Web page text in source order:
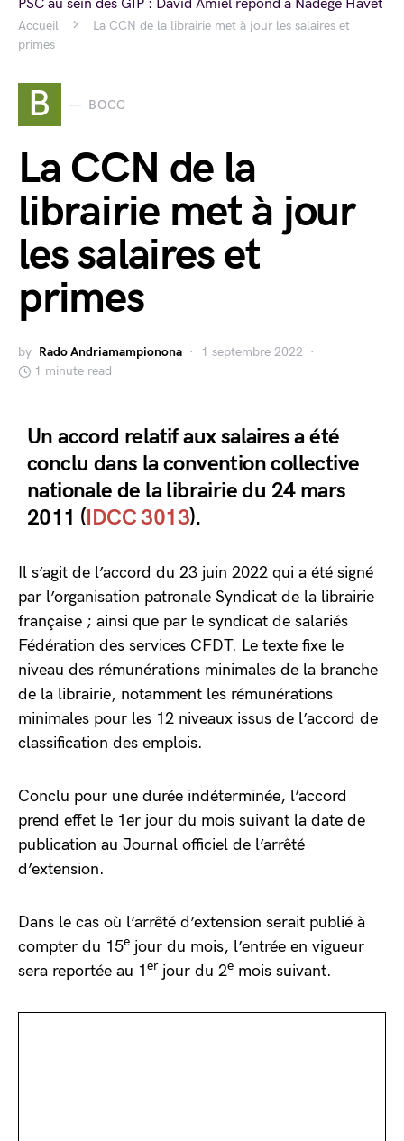
Accueil
La CCN de la librairie met à jour les salaires et
primes
B BOCC
La CCN de la
librairie met à jour
les salaires et
primes
by Rado Andriamampionona
1 septembre 2022
1 minute read
Un accord relatif aux salaires a été
conclu dans la convention collective
nationale de la librairie du 24 mars
2011 (IDCC 3013).
Il s’agit de l’accord du 23 juin 2022 qui a été signé
par l’organisation patronale Syndicat de la librairie
française ; ainsi que par le syndicat de salariés
Fédération des services CFDT. Le texte fixe le
niveau des rémunérations minimales de la branche
de la librairie, notamment les rémunérations
minimales pour les 12 niveaux issus de l’accord de
classification des emplois.
Conclu pour une durée indéterminée, l’accord
prend effet le 1er jour du mois suivant la date de
publication au Journal officiel de l’arrêté
d’extension.
Dans le cas où l’arrêté d’extension serait publié à
compter du 15e jour du mois, l’entrée en vigueur
sera reportée au 1 er jour du 2e mois suivant.
PSC au sein des GIP : David Amiel répond à Nadège Havet